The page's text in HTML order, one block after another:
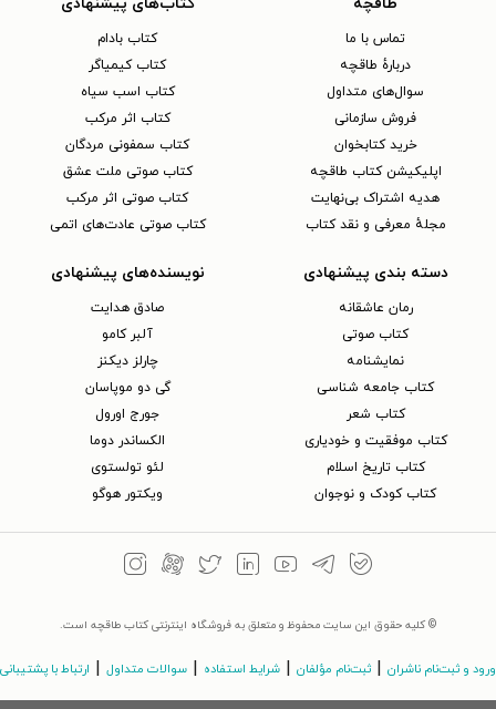
تماس با ما
دربارهٔ طاقچه
سوال‌های متداول
فروش سازمانی
خرید کتابخوان
اپلیکیشن کتاب طاقچه
هدیه اشتراک بی‌نهایت
مجلهٔ معرفی و نقد کتاب
کتاب بادام
کتاب کیمیاگر
کتاب اسب سیاه
کتاب اثر مرکب
کتاب سمفونی مردگان
کتاب صوتی ملت عشق
کتاب صوتی اثر مرکب
کتاب صوتی عادت‌های اتمی
دسته بندی پیشنهادی
رمان عاشقانه
کتاب‌ صوتی
نمایشنامه
کتاب جامعه شناسی
کتاب شعر
کتاب موفقیت و خودیاری
کتاب تاریخ اسلام
کتاب کودک و نوجوان
نویسنده‌های پیشنهادی
صادق هدایت
آلبر کامو
چارلز دیکنز
گی دو موپاسان
جورج اورول
الکساندر دوما
لئو تولستوی
ویکتور هوگو
© کلیه حقوق این سایت محفوظ و متعلق به فروشگاه اینترنتی کتاب طاقچه است.
ورود و ثبت‌نام ناشران | ثبت‌نام مؤلفان | شرایط استفاده | سوالات متداول | ارتباط با پشتیبانی